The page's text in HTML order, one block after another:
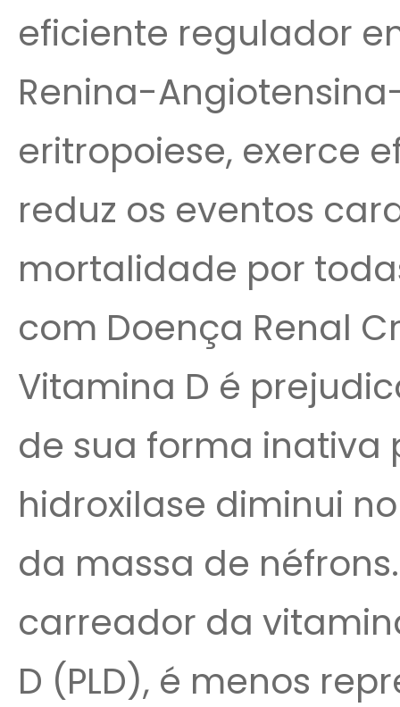
eficiente regulador
Renina-
eritropoiese, exerce
reduz os eventos
mortalidade por
com Doença Renal
Vitamina D é
de sua forma inativa
hidroxilase diminui
da massa de
carreador da
D (PLD), é menos